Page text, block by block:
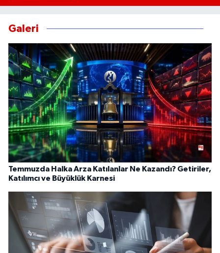
Galeri
Temmuzda Halka Arza Katılanlar Ne Kazandı? Getiriler,
Katılımcı ve Büyüklük Karnesi